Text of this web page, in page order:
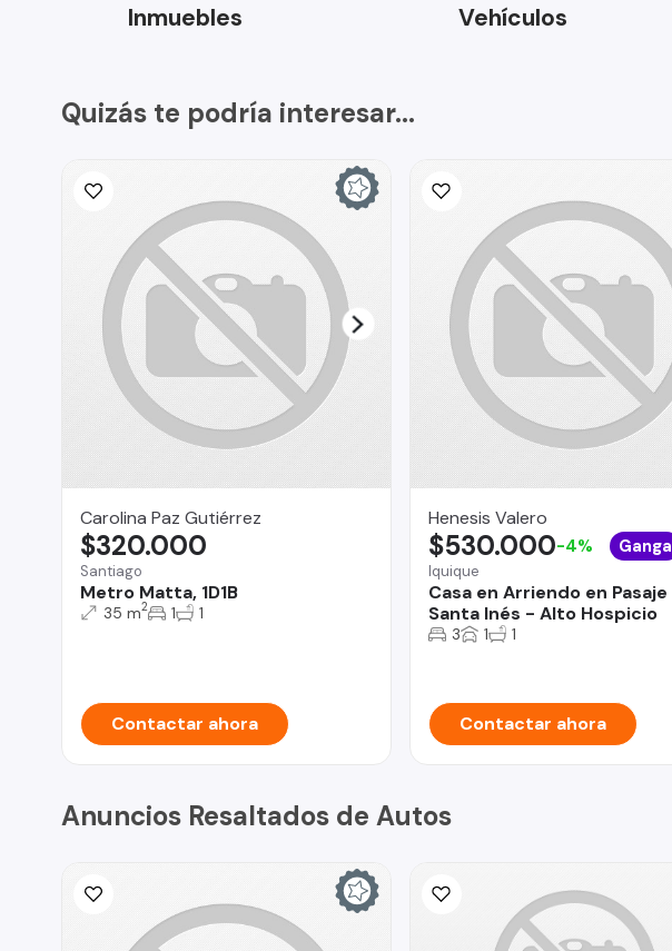
Inmuebles Vehículos
Quizás te podría interesar...
Carolina Paz Gutiérrez
Santiago
Metro Matta, 1D1B
$320.000
35 m2 1 1
Contactar ahora
Henesis Valero
Iquique
Casa en Arriendo en Pasaje
Santa Inés - Alto Hospicio
$530.000-4% Ganga
3 1 1
Contactar ahora
Anuncios Resaltados de Autos